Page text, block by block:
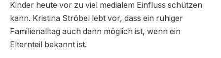
Kinder heute vor zu viel medialem Einfluss schützen
kann. Kristina Ströbel lebt vor, dass ein ruhiger
Familienalltag auch dann möglich ist, wenn ein
Elternteil bekannt ist.